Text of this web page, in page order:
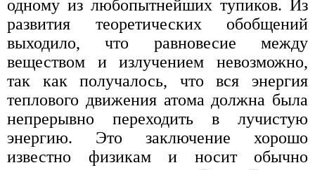
одному из любопытнейших тупиков. Из
развития теоретических обобщений
выходило, что равновесие между
веществом и излучением невозможно,
так как получалось, что вся энергия
теплового движения атома должна была
непрерывно переходить в лучистую
энергию. Это заключение хорошо
известно физикам и носит обычно